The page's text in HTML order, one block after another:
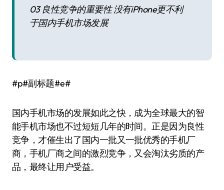
03 良性竞争的重要性 没有iPhone更不利
于国内手机市场发展
#p#副标题#e#
国内手机市场的发展如此之快，成为全球最大的智
能手机市场也不过短短几年的时间。正是因为良性
竞争，才催生出了国内一批又一批优秀的手机厂
商，手机厂商之间的激烈竞争，又会淘汰劣质的产
品，最终让用户受益。